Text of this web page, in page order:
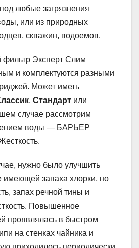
любые загрязнения
или из природных
скважин, водоемов.
фильтр Эксперт Слим
и комплектуются разными
Может иметь
, Стандарт или
случае рассмотрим
воды — БАРЬЕР
нужно было улучшить
имеющей запаха хлорки, но
запах речной тины и
Повышенное
проявлялась в быстром
на стенках чайника и